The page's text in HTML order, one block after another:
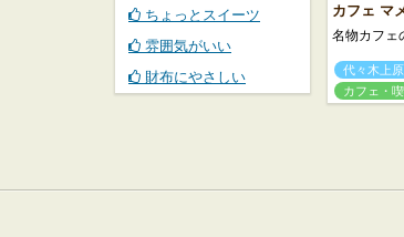
ちょっとスイーツ
雰囲気がいい
財布にやさしい
カフェ マ
名物カフェ
代々木上原
カフェ・